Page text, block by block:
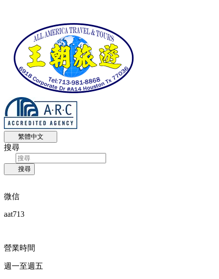
繁體中文
搜尋
搜尋
微信
aat713
營業時間
週一至週五